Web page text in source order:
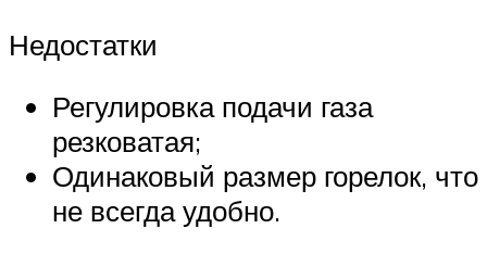
Недостатки
Регулировка подачи газа
резковатая;
Одинаковый размер горелок, что
не всегда удобно.